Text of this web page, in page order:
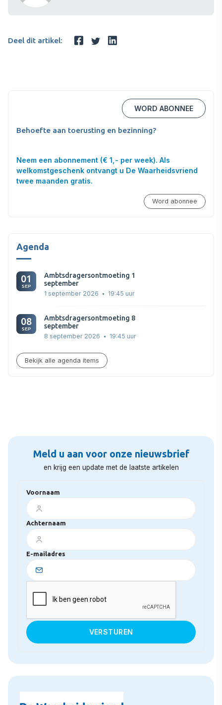
Deel dit artikel:
WORD ABONNEE
Behoefte aan toerusting en bezinning?
Neem een abonnement (€ 1,- per week). Als
welkomstgeschenk ontvangt u De Waarheidsvriend
twee maanden gratis.
Word abonnee
Agenda
01
SEP
Ambtsdragersontmoeting 1
september
1 september 2026 19:45 uur
08
SEP
Ambtsdragersontmoeting 8
september
8 september 2026 19:45 uur
Bekijk alle agenda items
Meld u aan voor onze nieuwsbrief
en krijg een update met de laatste artikelen
Voornaam
Achternaam
E-mailadres